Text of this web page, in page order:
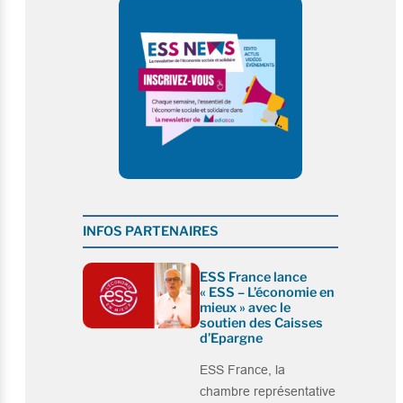
INFOS PARTENAIRES
ESS France lance
« ESS – L’économie en
mieux » avec le
soutien des Caisses
d’Epargne
ESS France, la
chambre représentative